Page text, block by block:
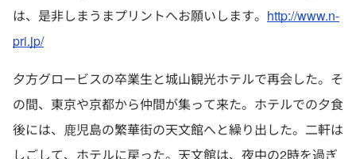
は、是非しまうまプリントへお願いします。 http://www.n-
pri.jp/
夕方グロービスの卒業生と城山観光ホテルで再会した。そ
の間、東京や京都から仲間が集って来た。ホテルでの夕食
後には、鹿児島の繁華街の天文館へと繰り出した。二軒は
しごして、ホテルに戻った。天文館は、夜中の2時を過ぎ